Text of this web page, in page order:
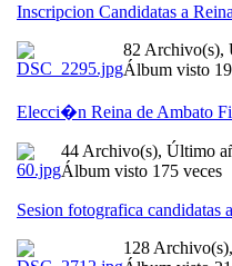
Inscripcion Candidatas a
82 Archivo(s),
Álbum visto
Elecci�n Reina de Ambato
44 Archivo(s), Último
Álbum visto 175 veces
Sesion fotografica candidatas
128